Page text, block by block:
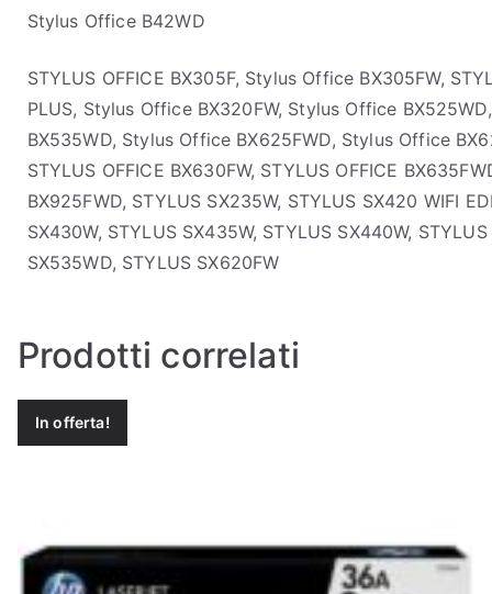
Stylus Office B42WD
STYLUS OFFICE BX305F, Stylus Office BX305FW,
PLUS, Stylus Office BX320FW, Stylus Office
BX535WD, Stylus Office BX625FWD, Stylus Office
STYLUS OFFICE BX630FW, STYLUS OFFICE
BX925FWD, STYLUS SX235W, STYLUS SX420 WIFI
SX430W, STYLUS SX435W, STYLUS SX440W,
SX535WD, STYLUS SX620FW
Prodotti correlati
In offerta!